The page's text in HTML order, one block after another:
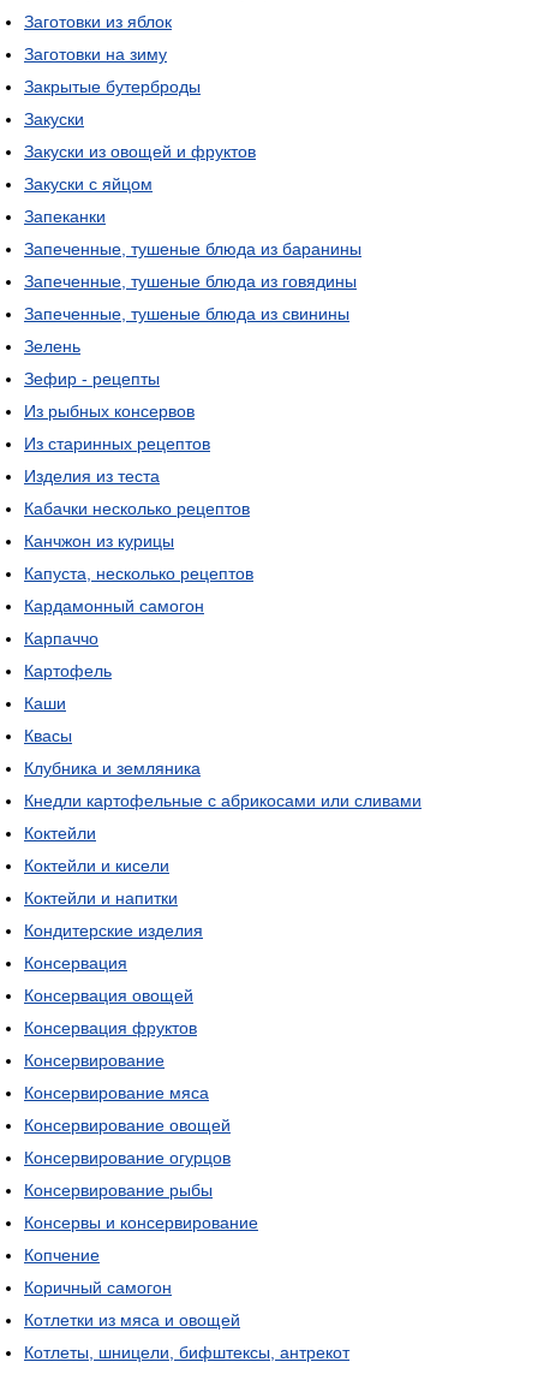
Заготовки из яблок
Заготовки на зиму
Закрытые бутерброды
Закуски
Закуски из овощей и фруктов
Закуски с яйцом
Запеканки
Запеченные, тушеные блюда из баранины
Запеченные, тушеные блюда из говядины
Запеченные, тушеные блюда из свинины
Зелень
Зефир - рецепты
Из рыбных консервов
Из старинных рецептов
Изделия из теста
Кабачки несколько рецептов
Канчжон из курицы
Капуста, несколько рецептов
Кардамонный самогон
Карпаччо
Картофель
Каши
Квасы
Клубника и земляника
Кнедли картофельные с абрикосами или сливами
Коктейли
Коктейли и кисели
Коктейли и напитки
Кондитерские изделия
Консервация
Консервация овощей
Консервация фруктов
Консервирование
Консервирование мяса
Консервирование овощей
Консервирование огурцов
Консервирование рыбы
Консервы и консервирование
Копчение
Коричный самогон
Котлетки из мяса и овощей
Котлеты, шницели, бифштексы, антрекот